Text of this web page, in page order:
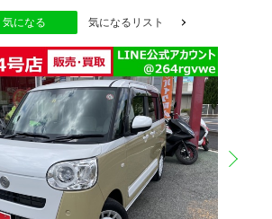
気になる 気になるリスト